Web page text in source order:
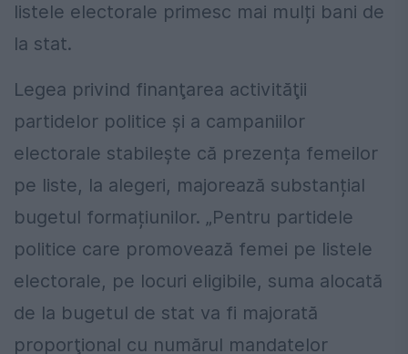
listele electorale primesc mai mulți bani de
la stat.
Legea privind finanţarea activităţii
partidelor politice şi a campaniilor
electorale stabilește că prezența femeilor
pe liste, la alegeri, majorează substanțial
bugetul formațiunilor. „Pentru partidele
politice care promovează femei pe listele
electorale, pe locuri eligibile, suma alocată
de la bugetul de stat va fi majorată
proporţional cu numărul mandatelor